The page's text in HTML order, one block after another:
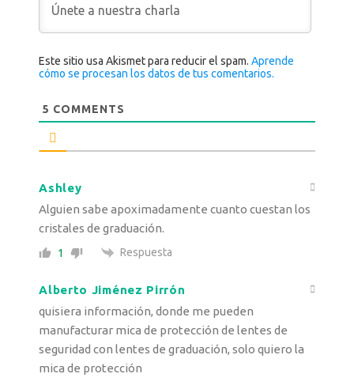
Este sitio usa Akismet para reducir el spam.Aprende
cómo se procesan los datos de tus comentarios.
5 COMMENTS
Ashley
Alguien sabe apoximadamente cuanto cuestan los
cristales de graduación.
1 Respuesta
Alberto Jiménez Pirrón
quisiera información, donde me pueden
manufacturar mica de protección de lentes de
seguridad con lentes de graduación, solo quiero la
mica de protección